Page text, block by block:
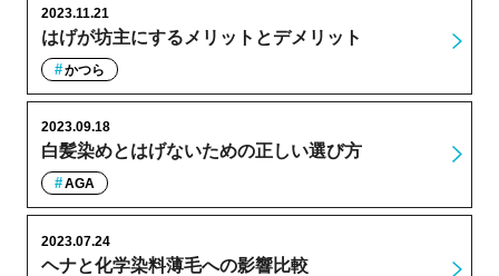
はげが坊主にするメリットとデメリット
2023.11.21
かつら
白髪染めとはげないための正しい選び方
2023.09.18
AGA
ヘナと化学染料薄毛への影響比較
2023.07.24